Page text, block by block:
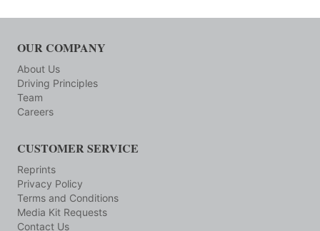
OUR COMPANY
About Us
Driving Principles
Team
Careers
CUSTOMER SERVICE
Reprints
Privacy Policy
Terms and Conditions
Media Kit Requests
Contact Us